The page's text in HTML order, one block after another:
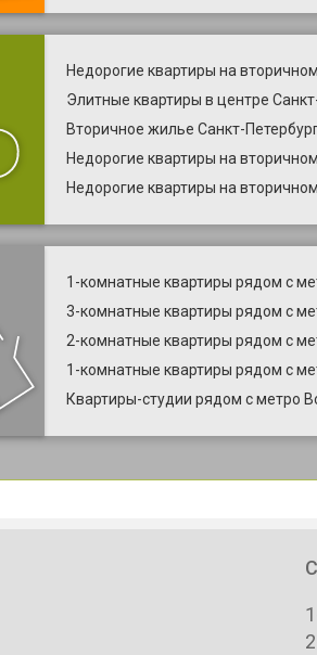
Недорогие квартиры на
Элитные квартиры в центре
Вторичное жилье Санкт-
Недорогие квартиры на
Недорогие квартиры на
1-комнатные квартиры рядом с
3-комнатные квартиры рядом с
2-комнатные квартиры рядом с
1-комнатные квартиры рядом с
Квартиры-студии рядом с метро